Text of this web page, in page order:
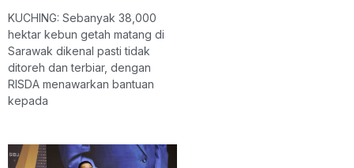
KUCHING: Sebanyak 38,000
hektar kebun getah matang di
Sarawak dikenal pasti tidak
ditoreh dan terbiar, dengan
RISDA menawarkan bantuan
kepada